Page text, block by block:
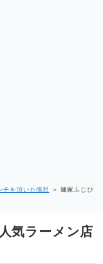
チを頂いた感想 ＞麺家ふじひ
気ラーメン店